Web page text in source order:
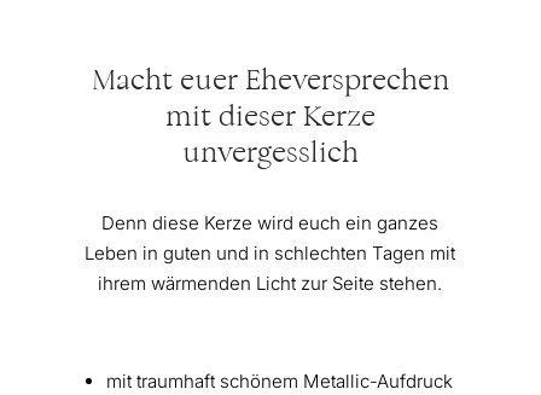
Macht euer Eheversprechen
mit dieser Kerze
unvergesslich
Denn diese Kerze wird euch ein ganzes
Leben in guten und in schlechten Tagen mit
ihrem wärmenden Licht zur Seite stehen.
mit traumhaft schönem Metallic-Aufdruck